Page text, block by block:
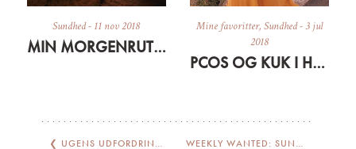
Sundhed- 11 nov 2018
MIN MORGENRUTINE FOR TIDEN
Mine favoritter,Sundhed-3 jul
2018
PCOS OG KUK I HORMONERNE – HVORDAN JEG GØR
❮ UGENS UDFORDRING – SÅDAN GIK DET MED AT TRÆNE IGEN WEEKLY WANTED: SUNDHEDS- OG KOGEBØGER